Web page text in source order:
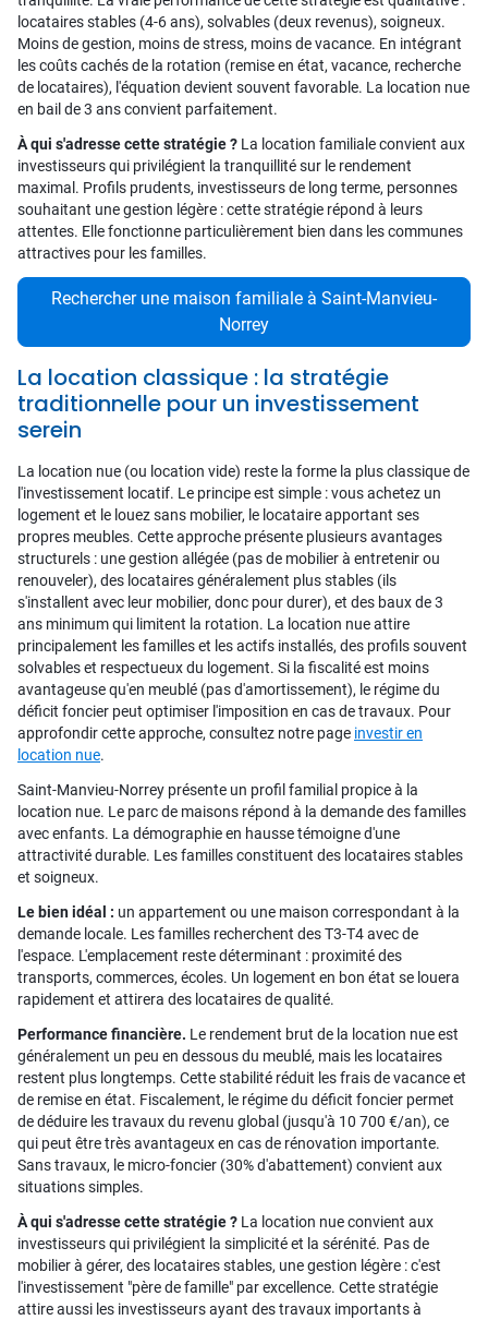
locataires stables (4-6 ans), solvables (deux revenus), soigneux.
Moins de gestion, moins de stress, moins de vacance. En intégrant
les coûts cachés de la rotation (remise en état, vacance, recherche
de locataires), l'équation devient souvent favorable. La location nue
en bail de 3 ans convient parfaitement.
À qui s'adresse cette stratégie ? La location familiale convient aux
investisseurs qui privilégient la tranquillité sur le rendement
maximal. Profils prudents, investisseurs de long terme, personnes
souhaitant une gestion légère : cette stratégie répond à leurs
attentes. Elle fonctionne particulièrement bien dans les communes
attractives pour les familles.
Rechercher une maison familiale à Saint-Manvieu-
Norrey
La location classique : la stratégie
traditionnelle pour un investissement
serein
La location nue (ou location vide) reste la forme la plus classique de
l'investissement locatif. Le principe est simple : vous achetez un
logement et le louez sans mobilier, le locataire apportant ses
propres meubles. Cette approche présente plusieurs avantages
structurels : une gestion allégée (pas de mobilier à entretenir ou
renouveler), des locataires généralement plus stables (ils
s'installent avec leur mobilier, donc pour durer), et des baux de 3
ans minimum qui limitent la rotation. La location nue attire
principalement les familles et les actifs installés, des profils souvent
solvables et respectueux du logement. Si la fiscalité est moins
avantageuse qu'en meublé (pas d'amortissement), le régime du
déficit foncier peut optimiser l'imposition en cas de travaux. Pour
approfondir cette approche, consultez notre page investir en
location nue.
Saint-Manvieu-Norrey présente un profil familial propice à la
location nue. Le parc de maisons répond à la demande des familles
avec enfants. La démographie en hausse témoigne d'une
attractivité durable. Les familles constituent des locataires stables
et soigneux.
Le bien idéal : un appartement ou une maison correspondant à la
demande locale. Les familles recherchent des T3-T4 avec de
l'espace. L'emplacement reste déterminant : proximité des
transports, commerces, écoles. Un logement en bon état se louera
rapidement et attirera des locataires de qualité.
Performance financière. Le rendement brut de la location nue est
généralement un peu en dessous du meublé, mais les locataires
restent plus longtemps. Cette stabilité réduit les frais de vacance et
de remise en état. Fiscalement, le régime du déficit foncier permet
de déduire les travaux du revenu global (jusqu'à 10 700 €/an), ce
qui peut être très avantageux en cas de rénovation importante.
Sans travaux, le micro-foncier (30% d'abattement) convient aux
situations simples.
À qui s'adresse cette stratégie ? La location nue convient aux
investisseurs qui privilégient la simplicité et la sérénité. Pas de
mobilier à gérer, des locataires stables, une gestion légère : c'est
l'investissement "père de famille" par excellence. Cette stratégie
attire aussi les investisseurs ayant des travaux importants à